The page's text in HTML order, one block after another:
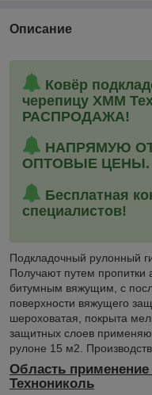
Описание
Ковёр
черепицу ХММ
РАСПРОДАЖА!
НАПРЯМУЮ
ОПТОВЫЕ ЦЕНЫ.
Бесплатная
специалистов!
Подкладочный рулонный
Получают путем
битумным вяжущим, с
поверхности вяжущего
шероховатая, покрыта
защитных слоев
рулоне 15 м2.
Область
Технониколь